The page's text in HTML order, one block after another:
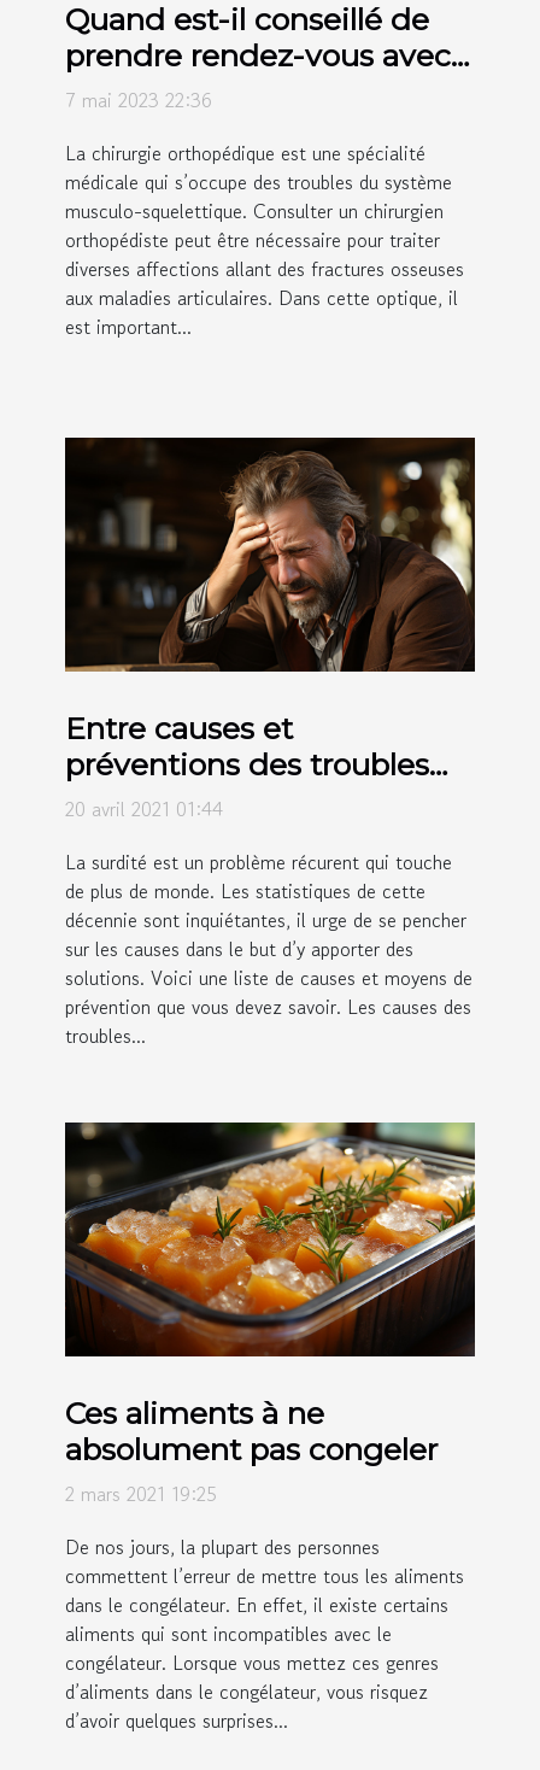
Quand est-il conseillé de
prendre rendez-vous avec
un chirurgien orthopédique
7 mai 2023 22:36
La chirurgie orthopédique est une spécialité
médicale qui s’occupe des troubles du système
musculo-squelettique. Consulter un chirurgien
orthopédiste peut être nécessaire pour traiter
diverses affections allant des fractures osseuses
aux maladies articulaires. Dans cette optique, il
est important...
Entre causes et
préventions des troubles
d'audition : que faut-il
20 avril 2021 01:44
La surdité est un problème récurent qui touche
de plus de monde. Les statistiques de cette
décennie sont inquiétantes, il urge de se pencher
sur les causes dans le but d’y apporter des
solutions. Voici une liste de causes et moyens de
prévention que vous devez savoir. Les causes des
troubles...
Ces aliments à ne
absolument pas congeler
2 mars 2021 19:25
De nos jours, la plupart des personnes
commettent l’erreur de mettre tous les aliments
dans le congélateur. En effet, il existe certains
aliments qui sont incompatibles avec le
congélateur. Lorsque vous mettez ces genres
d’aliments dans le congélateur, vous risquez
d’avoir quelques surprises...